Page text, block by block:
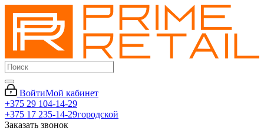
ВойтиМой кабинет
+375 29 104-14-29
+375 17 235-14-29городской
Заказать звонок